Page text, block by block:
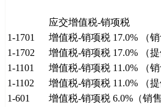
应交增值税-销项税
1-1701
增值税-销项税 17.0% （销
1-1702
增值税-销项税 17.0% （提
1-1101
增值税-销项税 11.0% （销
1-1102
增值税-销项税 11.0% （提
1-601
增值税-销项税 6.0%（销售